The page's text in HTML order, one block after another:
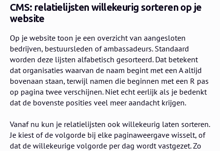
CMS: relatielijsten willekeurig sorteren op je
website
Op je website toon je een overzicht van aangesloten
bedrijven, bestuursleden of ambassadeurs. Standaard
worden deze lijsten alfabetisch gesorteerd. Dat betekent
dat organisaties waarvan de naam begint met een A altijd
bovenaan staan, terwijl namen die beginnen met een R pas
op pagina twee verschijnen. Niet echt eerlijk als je bedenkt
dat de bovenste posities veel meer aandacht krijgen.
Vanaf nu kun je relatielijsten ook willekeurig laten sorteren.
Je kiest of de volgorde bij elke paginaweergave wisselt, of
dat de willekeurige volgorde per dag wordt vastgezet. Zo